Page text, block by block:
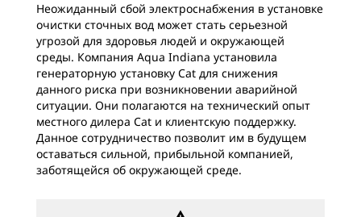
Неожиданный сбой электроснабжения в установке
очистки сточных вод может стать серьезной
угрозой для здоровья людей и окружающей
среды. Компания Aqua Indiana установила
генераторную установку Cat для снижения
данного риска при возникновении аварийной
ситуации. Они полагаются на технический опыт
местного дилера Cat и клиентскую поддержку.
Данное сотрудничество позволит им в будущем
оставаться сильной, прибыльной компанией,
заботящейся об окружающей среде.